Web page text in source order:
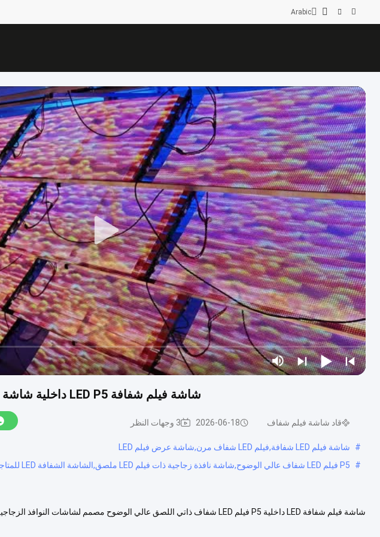
Arabic
شاشة فيلم شفافة LED P5 داخلية شاشة عالية الوضوح للنوافذ الزجاجية
قاد شاشة فيلم شفاف 2026-06-18 3 وجهات النظر
#
شاشة فيلم LED شفافة,فيلم LED شفاف مرن,شاشة عرض فيلم LED
#
P5 فيلم LED شفاف عالي الوضوح,شاشة نافذة زجاجية ذات فيلم LED ملصق,الشاشة الشفافة LED للمتاجر التجزئة